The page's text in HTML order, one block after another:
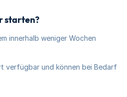
starten?
innerhalb weniger Wochen
verfügbar und können bei Bedarf